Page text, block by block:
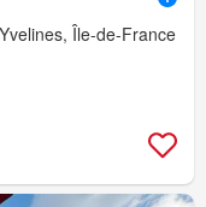
Île-de-France